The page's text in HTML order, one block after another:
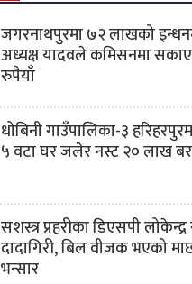
जगरनाथपुरमा ७२ लाखको
अध्यक्ष यादवले कमिसनमा
रुपैयाँ
धोबिनी गाउँपालिका-३
५ वटा घर जलेर नस्ट २० लाख
सशस्त्र प्रहरीका डिएसपी
दादागिरी, बिल वीजक भएको
भन्सार